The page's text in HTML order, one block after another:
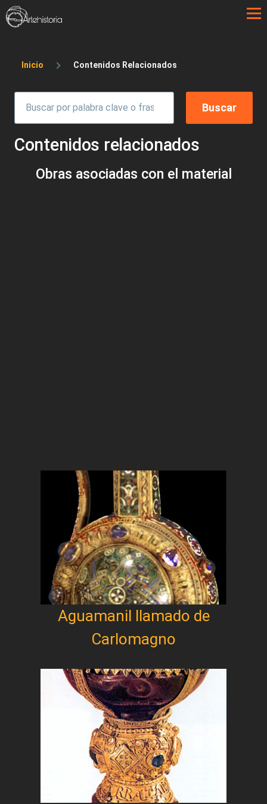
Pasar al contenido principal
Sobrescribir enlaces de ayuda a la
Inicio Contenidos Relacionados
Contenidos relacionados
Obras asociadas con el material
Aguamanil llamado de
Carlomagno